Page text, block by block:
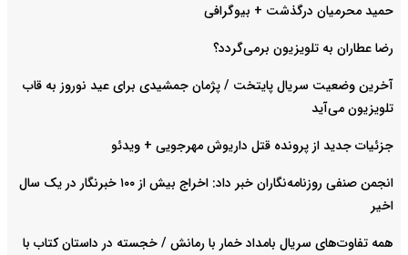
حمید محرمیان درگذشت + بیوگرافی
رضا عطاران به تلویزیون برمی‌گردد؟
آخرین وضعیت سریال پایتخت / پژمان جمشیدی برای عید نوروز به قاب
تلویزیون می‌آید
جزئیات جدید از پرونده قتل داریوش مهرجویی + ویدئو
انجمن صنفی روزنامه‌نگاران خبر داد: اخراج بیش از ۱۰۰ خبرنگار در یک سال
اخیر
همه تفاوت‌های سریال بامداد خمار با رمانش / خجسته در داستان کتاب با